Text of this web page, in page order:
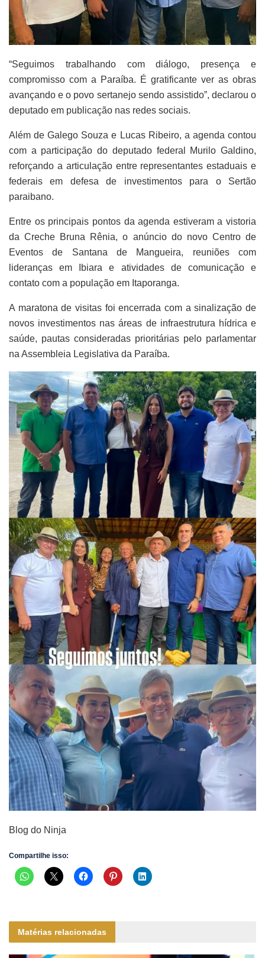
“Seguimos trabalhando com diálogo, presença e
compromisso com a Paraíba. É gratificante ver as obras
avançando e o povo sertanejo sendo assistido”, declarou o
deputado em publicação nas redes sociais.
Além de Galego Souza e Lucas Ribeiro, a agenda contou
com a participação do deputado federal Murilo Galdino,
reforçando a articulação entre representantes estaduais e
federais em defesa de investimentos para o Sertão
paraibano.
Entre os principais pontos da agenda estiveram a vistoria
da Creche Bruna Rênia, o anúncio do novo Centro de
Eventos de Santana de Mangueira, reuniões com
lideranças em Ibiara e atividades de comunicação e
contato com a população em Itaporanga.
A maratona de visitas foi encerrada com a sinalização de
novos investimentos nas áreas de infraestrutura hídrica e
saúde, pautas consideradas prioritárias pelo parlamentar
na Assembleia Legislativa da Paraíba.
Blog do Ninja
Compartilhe isso:
Matérias relacionadas